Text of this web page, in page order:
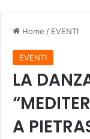
Home / EVENTI
EVENTI
LA
A